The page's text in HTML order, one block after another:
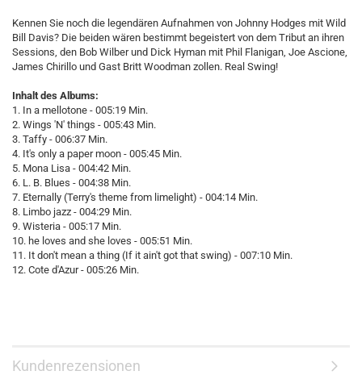
Kennen Sie noch die legendären Aufnahmen von Johnny Hodges mit Wild
Bill Davis? Die beiden wären bestimmt begeistert von dem Tribut an ihren
Sessions, den Bob Wilber und Dick Hyman mit Phil Flanigan, Joe Ascione,
James Chirillo und Gast Britt Woodman zollen. Real Swing!
Inhalt des Albums:
1. In a mellotone - 005:19 Min.
2. Wings 'N' things - 005:43 Min.
3. Taffy - 006:37 Min.
4. It's only a paper moon - 005:45 Min.
5. Mona Lisa - 004:42 Min.
6. L. B. Blues - 004:38 Min.
7. Eternally (Terry's theme from limelight) - 004:14 Min.
8. Limbo jazz - 004:29 Min.
9. Wisteria - 005:17 Min.
10. he loves and she loves - 005:51 Min.
11. It don't mean a thing (If it ain't got that swing) - 007:10 Min.
12. Cote d'Azur - 005:26 Min.
Kundenrezensionen